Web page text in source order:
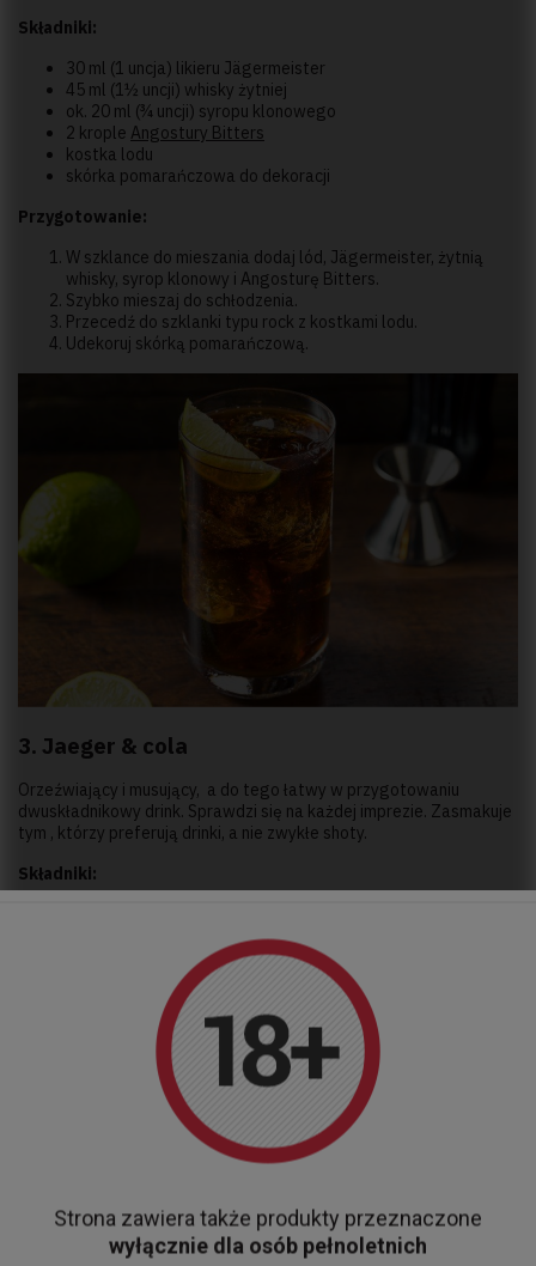
Składniki:
30 ml (1 uncja) likieru Jägermeister
45 ml (1½ uncji) whisky żytniej
ok. 20 ml (¾ uncji) syropu klonowego
2 krople Angostury Bitters
kostka lodu
skórka pomarańczowa do dekoracji
Przygotowanie:
W szklance do mieszania dodaj lód, Jägermeister, żytnią
whisky, syrop klonowy i Angosturę Bitters.
Szybko mieszaj do schłodzenia.
Przecedź do szklanki typu rock z kostkami lodu.
Udekoruj skórką pomarańczową.
3. Jaeger & cola
Orzeźwiający i musujący, a do tego łatwy w przygotowaniu
dwuskładnikowy drink. Sprawdzi się na każdej imprezie. Zasmakuje
tym , którzy preferują drinki, a nie zwykłe shoty.
Składniki:
Dodaj lód i Jagermeister do szklanki typu highball.
Napełnij colą i udekoruj plasterkiem cytryny i truskawką.
Strona zawiera także produkty przeznaczone
wyłącznie dla osób pełnoletnich